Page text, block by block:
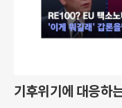
기후위기에 대응하